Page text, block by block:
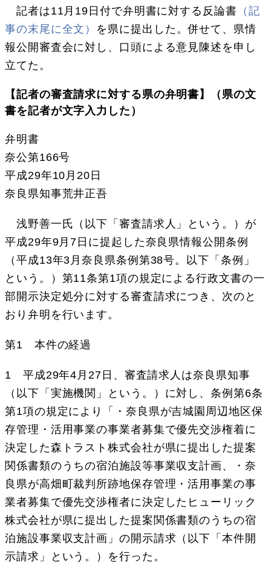
記者は11月19日付で弁明書に対する反論書 （記
事の末尾に全文） を県に提出した。併せて、県情
報公開審査会に対し、口頭による意見陳述を申し
立てた。
【記者の審査請求に対する県の弁明書】（県の文
書を記者が文字入力した）
弁明書
奈公第166号
平成29年10月20日
奈良県知事荒井正吾
浅野善一氏（以下「審査請求人」という。）が
平成29年9月7日に提起した奈良県情報公開条例
（平成13年3月奈良県条例第38号。以下「条例」
という。）第11条第1項の規定による行政文書の一
部開示決定処分に対する審査請求につき、次のと
おり弁明を行います。
第1 本件の経過
1 平成29年4月27日、審査請求人は奈良県知事
（以下「実施機関」という。）に対し、条例第6条
第1項の規定により「・奈良県が吉城園周辺地区保
存管理・活用事業の事業者募集で優先交渉権着に
決定した森トラスト株式会社が県に提出した提案
関係書類のうちの宿泊施設等事業収支計画、・奈
良県が高畑町裁判所跡地保存管理・活用事業の事
業者募集で優先交渉権者に決定したヒューリック
株式会社が県に提出した提案関係書類のうちの宿
泊施設事業収支計画」の開示請求（以下「本件開
示請求」という。）を行った。